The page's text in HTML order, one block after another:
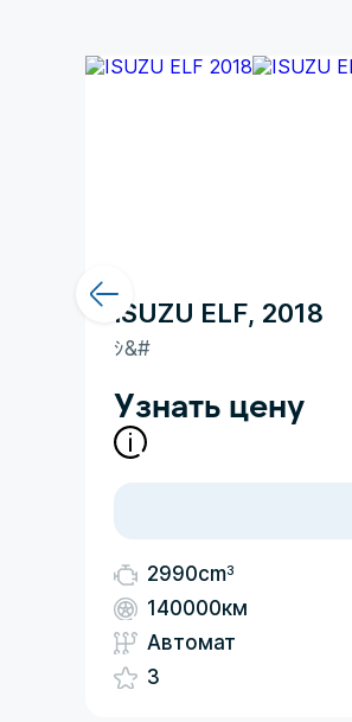
2990cm3
140000км
Автомат
3
ISUZU ELF, 2018
ｼ&#
Узнать цену